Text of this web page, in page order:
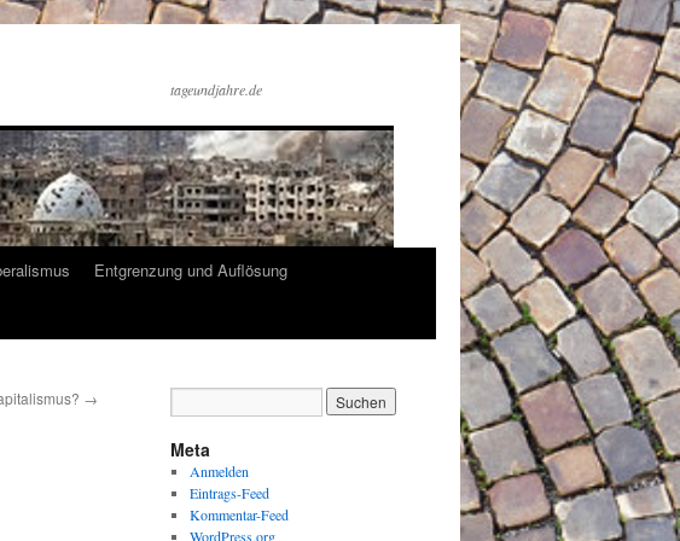
tageundjahre.de
Entgrenzung und Auflösung
→
Meta
Anmelden
Eintrags-Feed
Kommentar-Feed
WordPress.org